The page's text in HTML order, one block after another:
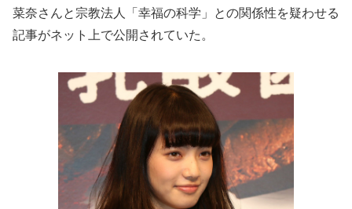
菜奈さんと宗教法人「幸福の科学」との関係性を疑わせる
記事がネット上で公開されていた。